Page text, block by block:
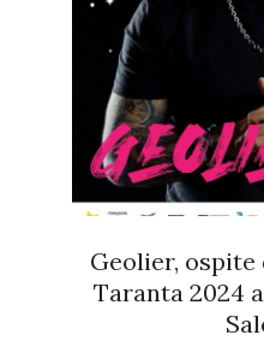
Geolier,
Taranta 2024